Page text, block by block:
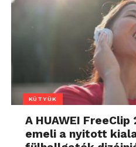
KÜTYÜK
A HUAWEI
emeli a nyitott